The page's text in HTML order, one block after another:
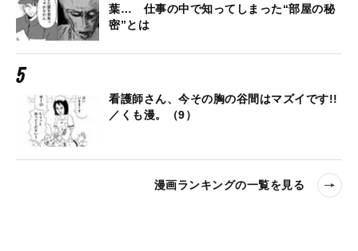
葉… 仕事の中で知ってしまった“部屋の秘
密”とは
看護師さん、今その胸の谷間はマズイです!!
／くも漫。（9）
漫画ランキングの一覧を見る